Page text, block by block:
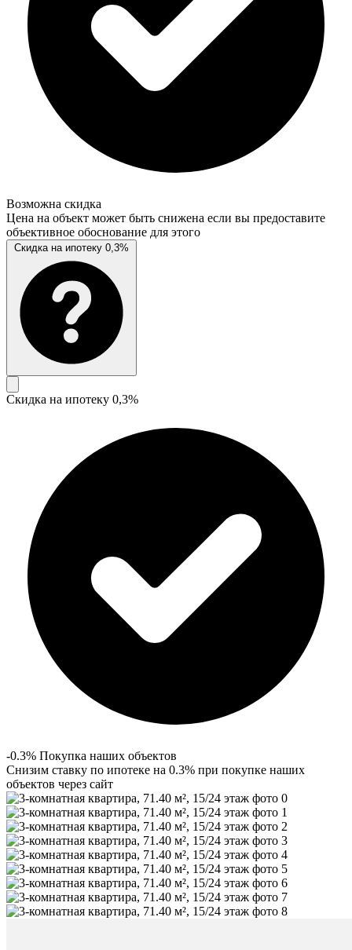
Возможна скидка
Цена на объект может быть снижена если вы предоставите
объективное обоснование для этого
Скидка на ипотеку 0,3%
Скидка на ипотеку 0,3%
-0.3% Покупка наших объектов
Снизим ставку по ипотеке на 0.3% при покупке наших
объектов через сайт